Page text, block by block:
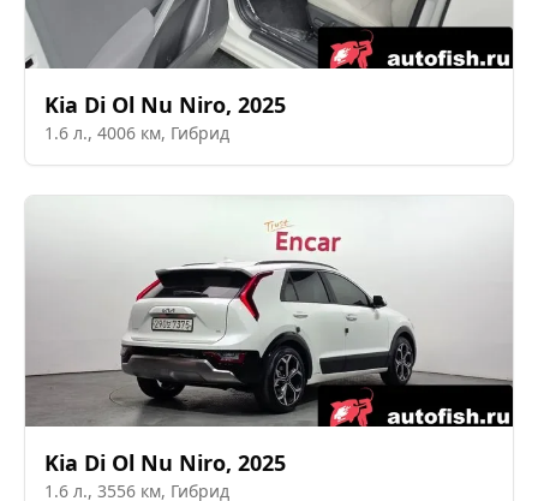
Kia Di Ol Nu Niro, 2025
1.6 л., 4006 км, Гибрид
Kia Di Ol Nu Niro, 2025
1.6 л., 3556 км, Гибрид